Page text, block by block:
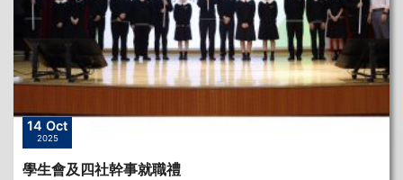
14 Oct
2025
學生會及四社幹事就職禮